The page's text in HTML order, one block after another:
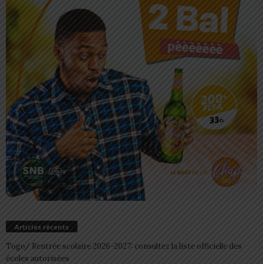
Articles récents
Togo/ Rentrée scolaire 2026-2027: consultez la liste officielle des
écoles autorisées